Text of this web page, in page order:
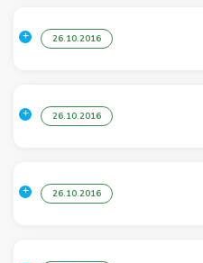
26.10.2016
26.10.2016
26.10.2016